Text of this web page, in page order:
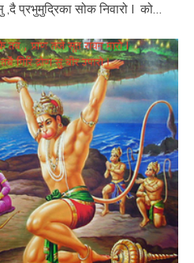
प्रभुमुद्रिका सोक निवारो I को…